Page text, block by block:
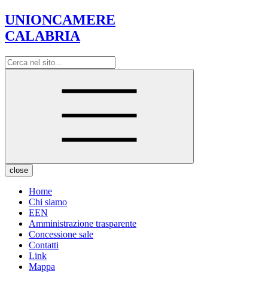
UNIONCAMERE
CALABRIA
close
Home
Chi siamo
EEN
Amministrazione trasparente
Concessione sale
Contatti
Link
Mappa